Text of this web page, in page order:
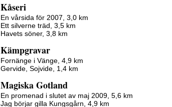
Kåseri
En vårsida för 2007, 3,0 km
Ett silverne träd, 3,5 km
Havets söner, 3,8 km
Kämpgravar
Fornänge i Vänge, 4,9 km
Gervide, Sojvide, 1,4 km
Magiska Gotland
En promenad i slutet av maj 2009, 5,6 km
Jag börjar gilla Kungsgårn, 4,9 km